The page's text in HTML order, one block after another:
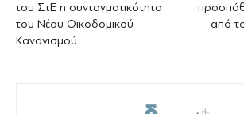
του ΣτΕ η συνταγματικότητα
του Νέου Οικοδομικού
Κανονισμού
από